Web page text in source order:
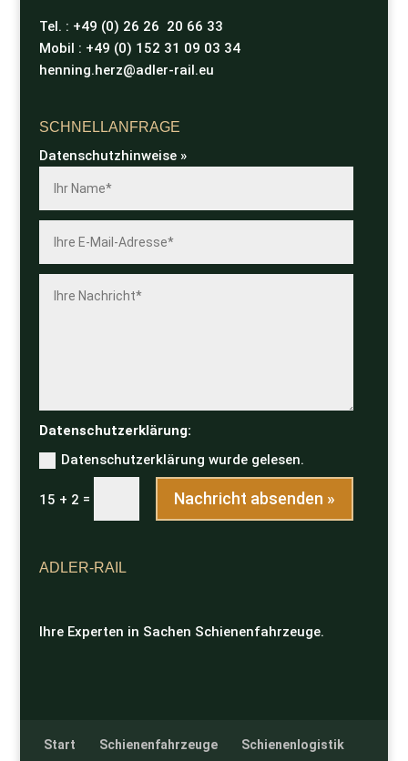
Tel. : +49 (0) 26 26 20 66 33
Mobil : +49 (0) 152 31 09 03 34
henning.herz@adler-rail.eu
SCHNELLANFRAGE
Datenschutzhinweise »
Datenschutzerklärung:
Datenschutzerklärung wurde gelesen.
15 + 2 = Nachricht absenden »
ADLER-RAIL
Ihre Experten in Sachen Schienenfahrzeuge.
Start Schienenfahrzeuge
Schienenlogistik